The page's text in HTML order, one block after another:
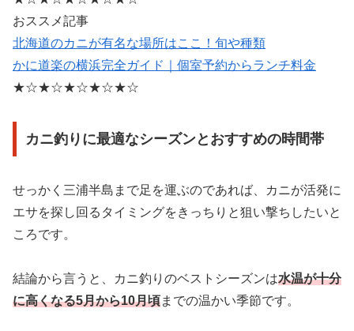
おススメ記事
北海道のカニが有名な場所はここ！旬や種類
かに道楽の横浜完全ガイド｜個室予約からランチ料金
★☆★☆★☆★☆★☆
カニ釣りに最適なシーズンとおすすめの時間帯
せっかく三浦半島まで足を運ぶのであれば、カニが活発に
エサを探し回るタイミングをきっちりと狙い撃ちしたいと
ころです。
結論から言うと、カニ釣りのベストシーズンは水温が十分
に高くなる5月から10月頃までの温かい季節です。